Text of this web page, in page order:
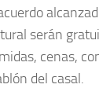
serán
cenas,
del casal.